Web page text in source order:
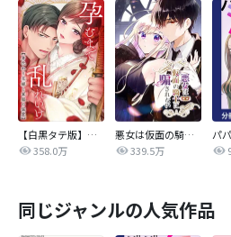
【白黒タテ版】孕むまで乱れいけ～身代わり花嫁と軍服の猛愛
358.0万
悪女は仮面の騎士に騙されない
339.5万
同じジャンルの人気作品